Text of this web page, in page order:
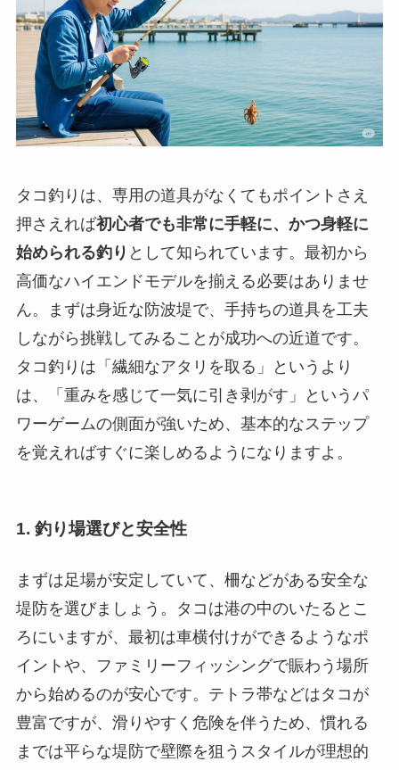
タコ釣りは、専用の道具がなくてもポイントさえ
押さえれば初心者でも非常に手軽に、かつ身軽に
始められる釣り として知られています。最初から
高価なハイエンドモデルを揃える必要はありませ
ん。まずは身近な防波堤で、手持ちの道具を工夫
しながら挑戦してみることが成功への近道です。
タコ釣りは「繊細なアタリを取る」というより
は、「重みを感じて一気に引き剥がす」というパ
ワーゲームの側面が強いため、基本的なステップ
を覚えればすぐに楽しめるようになりますよ。
1. 釣り場選びと安全性
まずは足場が安定していて、柵などがある安全な
堤防を選びましょう。タコは港の中のいたるとこ
ろにいますが、最初は車横付けができるようなポ
イントや、ファミリーフィッシングで賑わう場所
から始めるのが安心です。テトラ帯などはタコが
豊富ですが、滑りやすく危険を伴うため、慣れる
までは平らな堤防で壁際を狙うスタイルが理想的